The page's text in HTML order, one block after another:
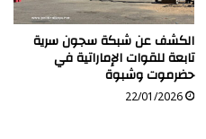
الكشف عن شبكة سجون سرية
تابعة للقوات الإماراتية في
حضرموت وشبوة
22/01/2026